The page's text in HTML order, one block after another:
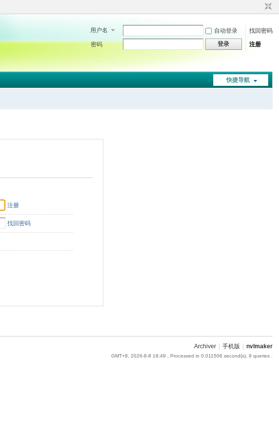
用户名 自动登录
找回密码
密码
登录 注册
快捷导航
注册
找回密码
Archiver 手机版 nvlmaker
GMT+8, 2026-8-8 18:49 , Processed in 0.011506 second(s), 9 queries .